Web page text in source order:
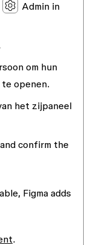
Adminin
om hun
openen.
het zijpaneel
confirm the
Figma adds
.